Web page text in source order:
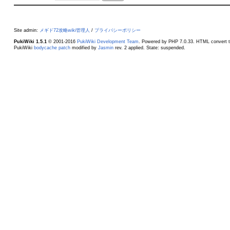
Site admin: メギド72攻略wiki管理人 / プライバシーポリシー
PukiWiki 1.5.1© 2001-2016 PukiWiki Development Team. Powered by PHP 7.0.33. HTML convert
PukiWiki bodycache patchmodified by Jasminrev. 2 applied. State: suspended.